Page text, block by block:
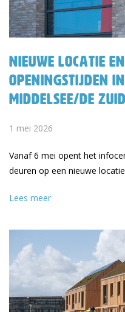
Nieuwe locatie
openingstijden
Middelsee/De
1 mei 2026
Vanaf 6 mei opent het
deuren op een nieuwe
Lees meer